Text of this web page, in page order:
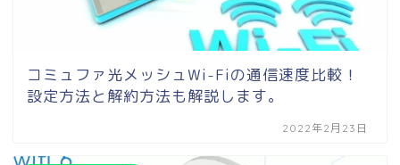
コミュファ光メッシュWi-Fiの通信速度比較！
設定方法と解約方法も解説します。
2022年2月23日